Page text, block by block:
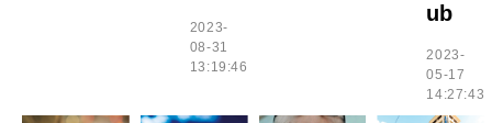
2023-
08-31
13:19:46
ub
2023-
05-17
14:27:43